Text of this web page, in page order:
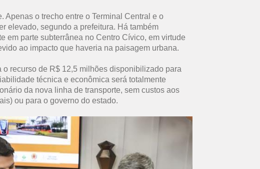
Apenas o trecho entre o Terminal Central e o
elevado, segundo a prefeitura. Há também
em parte subterrânea no Centro Cívico, em virtude
ao impacto que haveria na paisagem urbana.
recurso de R$ 12,5 milhões disponibilizado para
técnica e econômica será totalmente
da nova linha de transporte, sem custos aos
ou para o governo do estado.